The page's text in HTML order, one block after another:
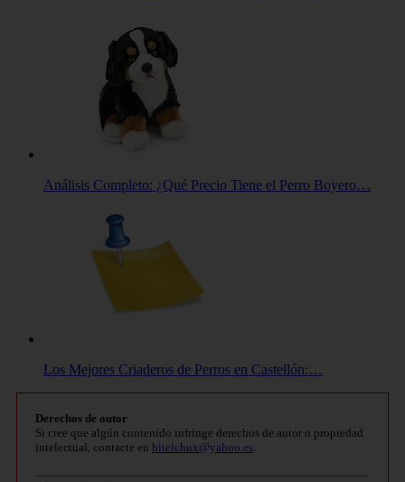
Análisis Completo: ¿Qué Precio Tiene el Perro Boyero…
Los Mejores Criaderos de Perros en Castellón:…
Derechos de autor
Si cree que algún contenido infringe derechos de autor o propiedad
intelectual, contacte en bitelchux@yahoo.es.